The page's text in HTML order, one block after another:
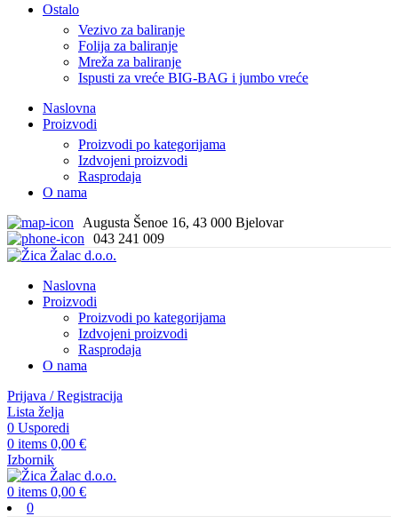
Ostalo
Vezivo za baliranje
Folija za baliranje
Mreža za baliranje
Ispusti za vreće BIG-BAG i jumbo vreće
Naslovna
Proizvodi
Proizvodi po kategorijama
Izdvojeni proizvodi
Rasprodaja
O nama
Augusta Šenoe 16, 43 000 Bjelovar
043 241 009
Naslovna
Proizvodi
Proizvodi po kategorijama
Izdvojeni proizvodi
Rasprodaja
O nama
Prijava / Registracija
Lista želja
0 Usporedi
0 items 0,00 €
Izbornik
0 items 0,00 €
0